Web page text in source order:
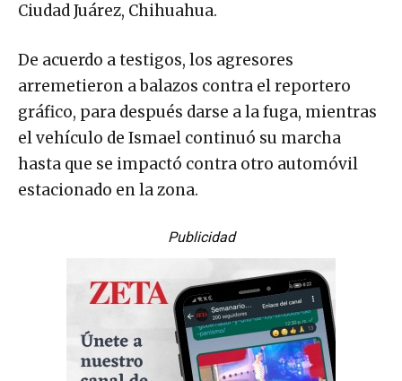
Ciudad Juárez, Chihuahua.
De acuerdo a testigos, los agresores
arremetieron a balazos contra el reportero
gráfico, para después darse a la fuga, mientras
el vehículo de Ismael continuó su marcha
hasta que se impactó contra otro automóvil
estacionado en la zona.
Publicidad